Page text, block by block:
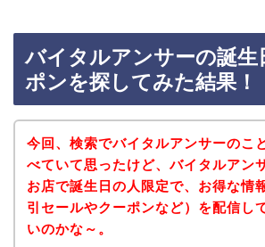
バイタルアンサーの誕生
ポンを探してみた結果！
今回、検索でバイタルアンサーのこ
べていて思ったけど、バイタルアン
お店で誕生日の人限定で、お得な情
引セールやクーポンなど）を配信し
いのかな～。